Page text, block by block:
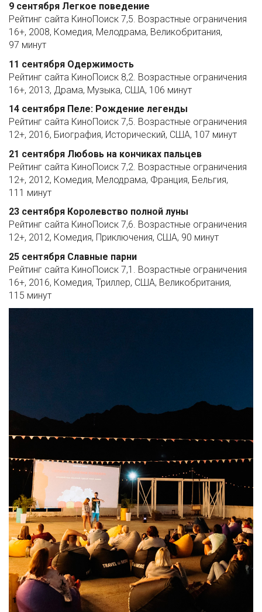
9 сентября Легкое поведение
Рейтинг сайта КиноПоиск 7,5. Возрастные ограничения
16+, 2008, Комедия, Мелодрама, Великобритания,
97 минут
11 сентября Одержимость
Рейтинг сайта КиноПоиск 8,2. Возрастные ограничения
16+, 2013, Драма, Музыка, США, 106 минут
14 сентября Пеле: Рождение легенды
Рейтинг сайта КиноПоиск 7,5. Возрастные ограничения
12+, 2016, Биография, Исторический, США, 107 минут
21 сентября Любовь на кончиках пальцев
Рейтинг сайта КиноПоиск 7,2. Возрастные ограничения
12+, 2012, Комедия, Мелодрама, Франция, Бельгия,
111 минут
23 сентября Королевство полной луны
Рейтинг сайта КиноПоиск 7,6. Возрастные ограничения
12+, 2012, Комедия, Приключения, США, 90 минут
25 сентября Славные парни
Рейтинг сайта КиноПоиск 7,1. Возрастные ограничения
16+, 2016, Комедия, Триллер, США, Великобритания,
115 минут